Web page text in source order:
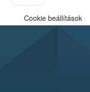
Cookie beállítások